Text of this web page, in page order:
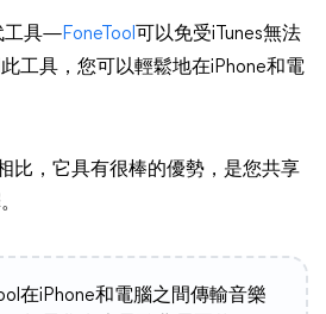
工具—FoneTool 可以免受iTunes無法
工具，您可以輕鬆地在iPhone和電
比，它具有很棒的優勢，是您共享
在iPhone和電腦之間傳輸音樂